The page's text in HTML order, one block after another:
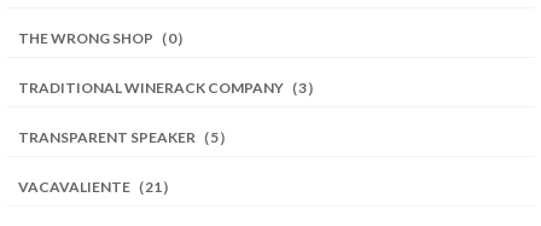
THE WRONG SHOP（0）
TRADITIONAL WINERACK COMPANY（3）
TRANSPARENT SPEAKER（5）
VACAVALIENTE（21）